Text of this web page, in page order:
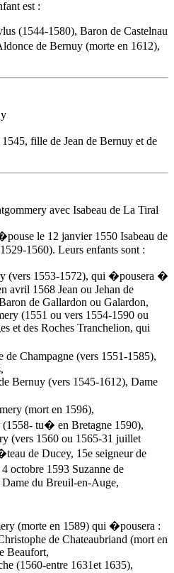
est :
(1544-1580), Baron de Castelnau
de Bernuy (morte en 1612),
1545, fille de Jean de Bernuy et de
avec Isabeau de La Tiral
le 12 janvier 1550 Isabeau de
1560). Leurs enfants sont :
(vers 1553-1572), qui �pousera �
avril 1568 Jean ou Jehan de
de Gallardon ou Galardon,
(1551 ou vers 1554-1590 ou
et des Roches Tranchelion, qui
de Champagne (vers 1551-1585),
Bernuy (vers 1545-1612), Dame
(mort en 1596),
tu� en Bretagne 1590),
(vers 1560 ou 1565-31 juillet
de Ducey, 15e seigneur de
octobre 1593 Suzanne de
du Breuil-en-Auge,
(morte en 1589) qui �pousera :
de Chateaubriand (mort en
Beaufort,
(1560-entre 1631et 1635),